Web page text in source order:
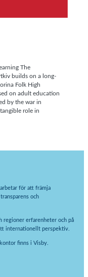
The
builds on a long-
Folk High
on adult education
by the war in
role in
för att främja
och
regioner erfarenheter och på
internationellt perspektiv.
finns i Visby.